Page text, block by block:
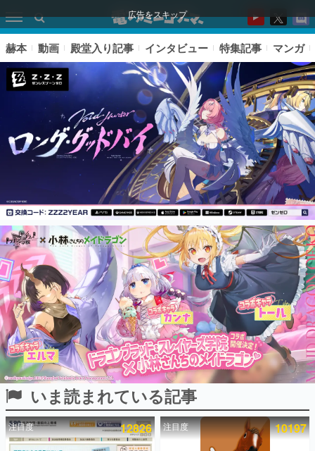
広告をスキップ
ピックアップ
電ファミのいま読まれている記事ランキング
アプリセール情報
インタビュー
連載・特集一覧
殿堂入り記事
SNS拡散数が数千以上！ ページビュー数万以上！ などな
ど。多くの人々に読まれた、電ファミ渾身の“殿堂入り”記
事をまとめました。
赫本 動画 殿堂入り記事 インタビュー 特集記事 マンガ
いま読まれている記事
注目度 12826 注目度 10197